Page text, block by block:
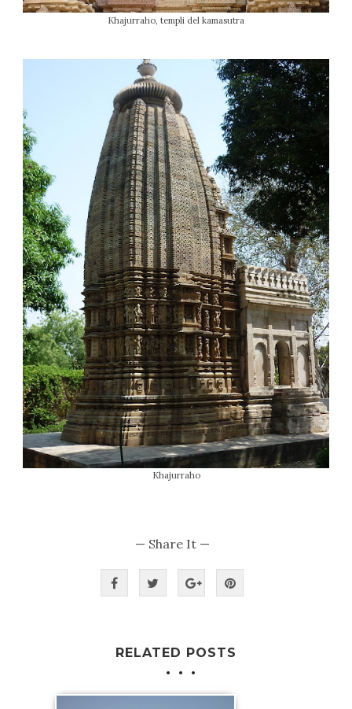
Khajurraho, templi del kamasutra
Khajurraho
— Share It —
RELATED POSTS